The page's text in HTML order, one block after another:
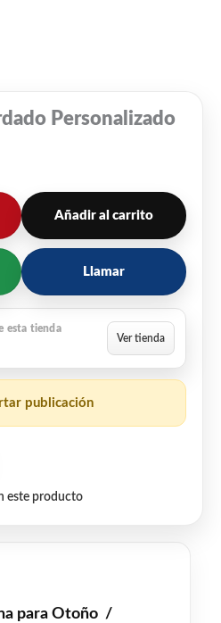
Personalizado
Añadir al carrito
Llamar
publicación
este producto
para Otoño /